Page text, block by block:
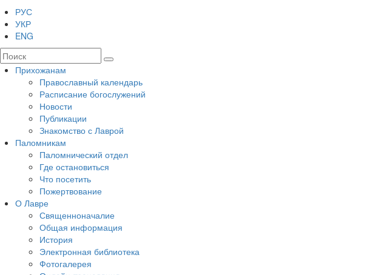
РУС
УКР
ENG
Прихожанам
Православный календарь
Расписание богослужений
Новости
Публикации
Знакомство с Лаврой
Паломникам
Паломнический отдел
Где остановиться
Что посетить
Пожертвование
О Лавре
Священноначалие
Общая информация
История
Электронная библиотека
Фотогалерея